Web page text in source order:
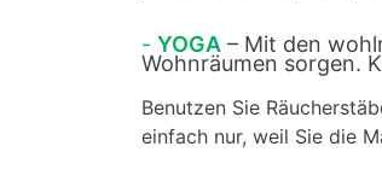
- YOGA – Mit den
Wohnräumen sorgen.
Benutzen Sie
einfach nur, weil Sie die